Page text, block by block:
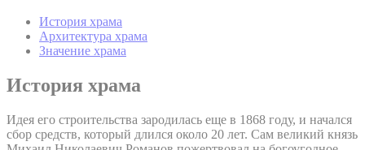
История храма
Архитектура храма
Значение храма
История храма
Идея его строительства зародилась еще в 1868 году, и начался
сбор средств, который длился около 20 лет. Сам великий князь